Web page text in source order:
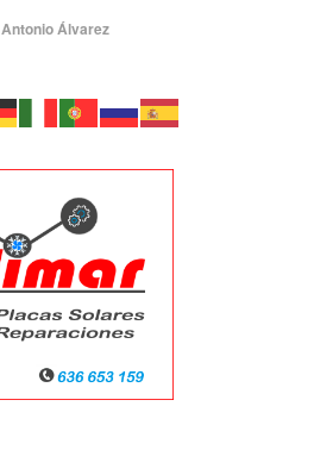
Antonio Álvarez